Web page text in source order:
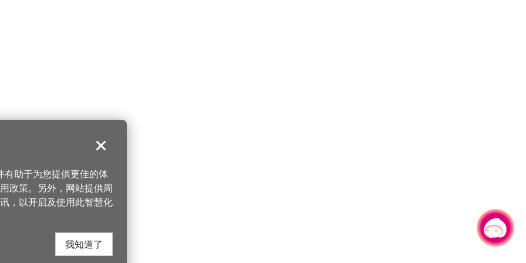
关闭
助于为您提供更佳的体
政策。另外，网站提供周
，以开启及使用此智慧化
我知道了